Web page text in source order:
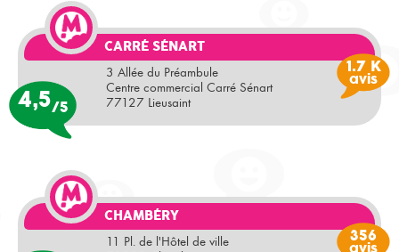
CARRÉ SÉNART
3 Allée du Préambule
Centre commercial Carré Sénart
77127 Lieusaint
4,5/5
1.7 K
avis
CHAMBÉRY
11 Pl. de l'Hôtel de ville
356
avis